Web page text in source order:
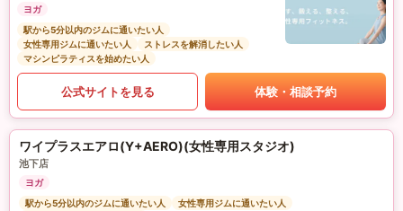
ヨガ
駅から5分以内のジムに通いたい人
女性専用ジムに通いたい人
ストレスを解消したい人
マシンピラティスを始めたい人
公式サイトを見る 体験・相談予約
ワイプラスエアロ(Y+AERO)(女性専用スタジオ)
池下店
ヨガ
駅から5分以内のジムに通いたい人
女性専用ジムに通いたい人